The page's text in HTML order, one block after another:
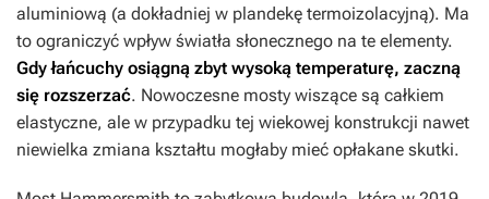
aluminiową (a dokładniej w plandekę termoizolacyjną). Ma
to ograniczyć wpływ światła słonecznego na te elementy.
Gdy łańcuchy osiągną zbyt wysoką temperaturę, zaczną
się rozszerzać. Nowoczesne mosty wiszące są całkiem
elastyczne, ale w przypadku tej wiekowej konstrukcji nawet
niewielka zmiana kształtu mogłaby mieć opłakane skutki.